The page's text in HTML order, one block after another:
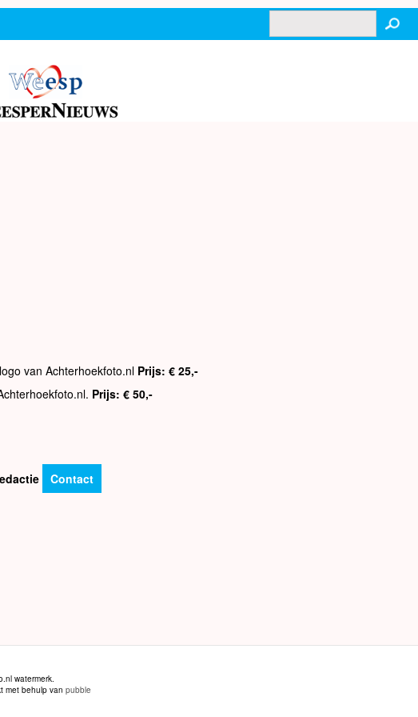
van Achterhoekfoto.nl Prijs: € 25,-
Prijs: € 50,-
Contact
watermerk.
met behulp vanpubble